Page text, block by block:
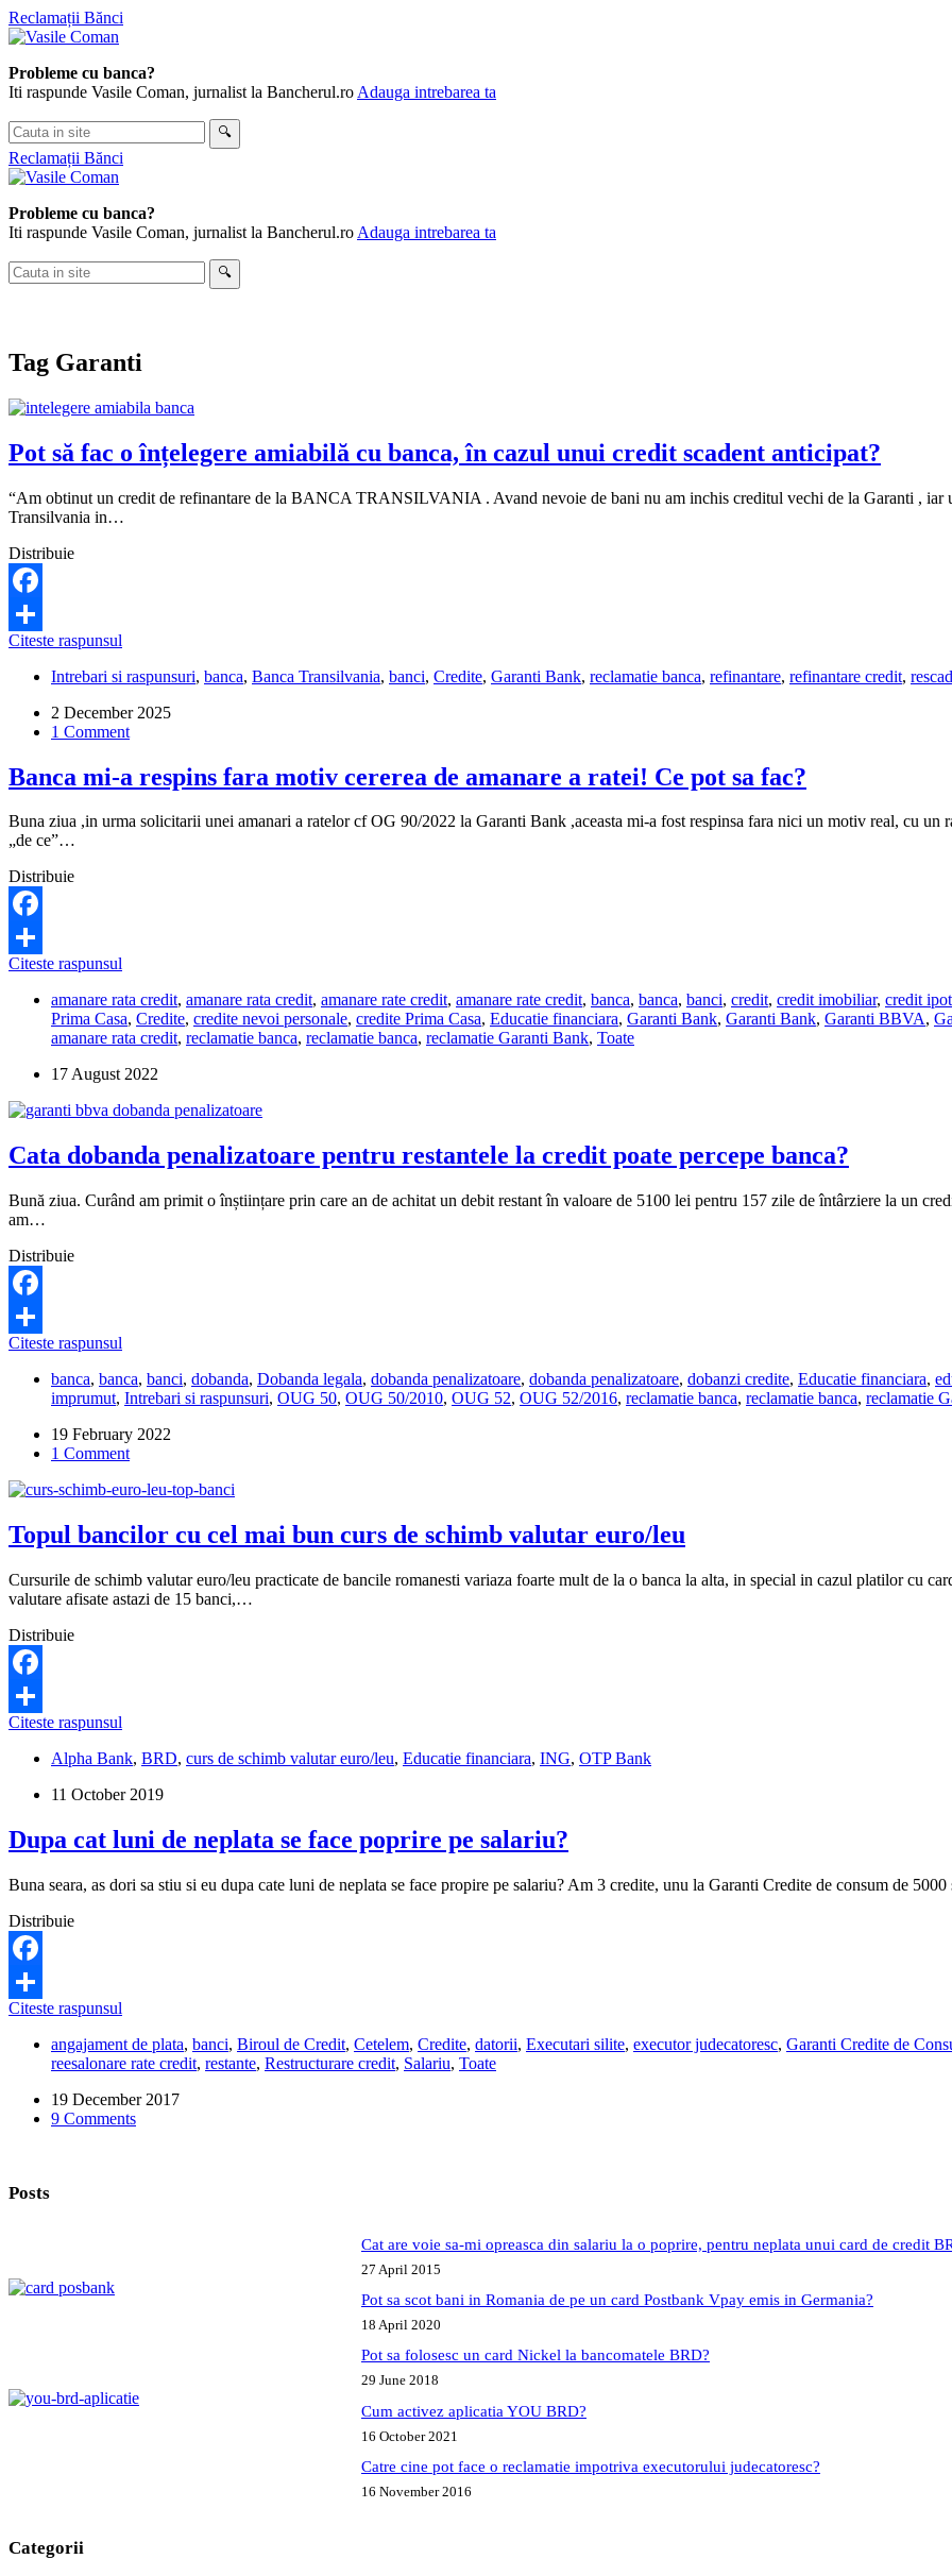
Skip
to
Reclamații Bănci
Probleme cu banca?
Iti raspunde Vasile Coman, jurnalist la Bancherul.ro Adauga intrebarea ta
Cauta
in
site
🔍
Reclamații Bănci
Probleme cu banca?
Iti raspunde Vasile Coman, jurnalist la Bancherul.ro Adauga intrebarea ta
Cauta
in
🔍
Tag Garanti
Pot să fac o înțelegere amiabilă cu banca, în cazul unui credit scadent anticipat?
“Am obtinut un credit de refinantare de la BANCA TRANSILVANIA . Avand nevoie de bani nu am inchis creditul vechi de la Garanti , iar
Transilvania in…
Distribuie
Facebook
Share
Citeste raspunsul
fac
înțelegere
amiabilă
banca,
în
cazul
unui
Intrebari si raspunsuri, banca, Banca Transilvania, banci, Credite, Garanti Bank, reclamatie banca, refinantare, refinantare credit,
2 December 2025
1 Comment
Banca mi-a respins fara motiv cererea de amanare a ratei! Ce pot sa fac?
Buna ziua ,in urma solicitarii unei amanari a ratelor cf OG 90/2022 la Garanti Bank ,aceasta mi-a fost respinsa fara nici un motiv real, cu un
„de ce”…
Distribuie
Facebook
Share
Citeste raspunsul
a
respins
fara
cererea
amanare
ratei!
Ce
pot
sa
amanare rata credit, amanare rata credit, amanare rate credit, amanare rate credit, banca, banca, banci, credit, credit imobiliar, credit
Prima Casa, Credite, credite nevoi personale, credite Prima Casa, Educatie financiara, Garanti Bank, Garanti Bank, Garanti BBVA,
amanare rata credit, reclamatie banca, reclamatie banca, reclamatie Garanti Bank, Toate
17 August 2022
Cata dobanda penalizatoare pentru restantele la credit poate percepe banca?
Bună ziua. Curând am primit o înștiințare prin care an de achitat un debit restant în valoare de 5100 lei pentru 157 zile de întârziere la un
am…
Distribuie
Facebook
Share
Citeste raspunsul
penalizatoare
pentru
la
credit
percepe
banca, banca, banci, dobanda, Dobanda legala, dobanda penalizatoare, dobanda penalizatoare, dobanzi credite, Educatie financiara,
imprumut, Intrebari si raspunsuri, OUG 50, OUG 50/2010, OUG 52, OUG 52/2016, reclamatie banca, reclamatie banca, reclamatie
19 February 2022
1 Comment
Topul bancilor cu cel mai bun curs de schimb valutar euro/leu
Cursurile de schimb valutar euro/leu practicate de bancile romanesti variaza foarte mult de la o banca la alta, in special in cazul platilor cu
valutare afisate astazi de 15 banci,…
Distribuie
Facebook
Share
Citeste raspunsul
cu
mai
curs
de
valutar
Alpha Bank, BRD, curs de schimb valutar euro/leu, Educatie financiara, ING, OTP Bank
11 October 2019
Dupa cat luni de neplata se face poprire pe salariu?
Buna seara, as dori sa stiu si eu dupa cate luni de neplata se face propire pe salariu? Am 3 credite, unu la Garanti Credite de consum de
Distribuie
Facebook
Share
Citeste raspunsul
luni
de
se
face
angajament de plata, banci, Biroul de Credit, Cetelem, Credite, datorii, Executari silite, executor judecatoresc, Garanti Credite de
reesalonare rate credit, restante, Restructurare credit, Salariu, Toate
19 December 2017
9 Comments
Posts
Cat are voie sa-mi opreasca din salariu la o poprire, pentru neplata unui card de credit
27 April 2015
Pot sa scot bani in Romania de pe un card Postbank Vpay emis in Germania?
18 April 2020
Pot sa folosesc un card Nickel la bancomatele BRD?
29 June 2018
Cum activez aplicatia YOU BRD?
16 October 2021
Catre cine pot face o reclamatie impotriva executorului judecatoresc?
16 November 2016
Categorii